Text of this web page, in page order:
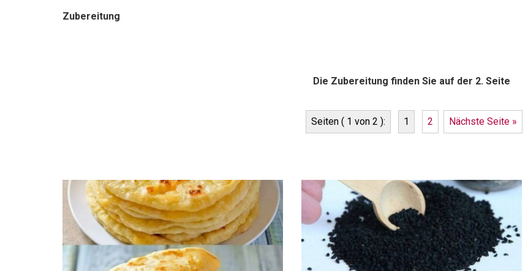
Zubereitung
Die Zubereitung finden Sie auf der 2. Seite
Seiten ( 1 von 2 ): 1 2 Nächste Seite »